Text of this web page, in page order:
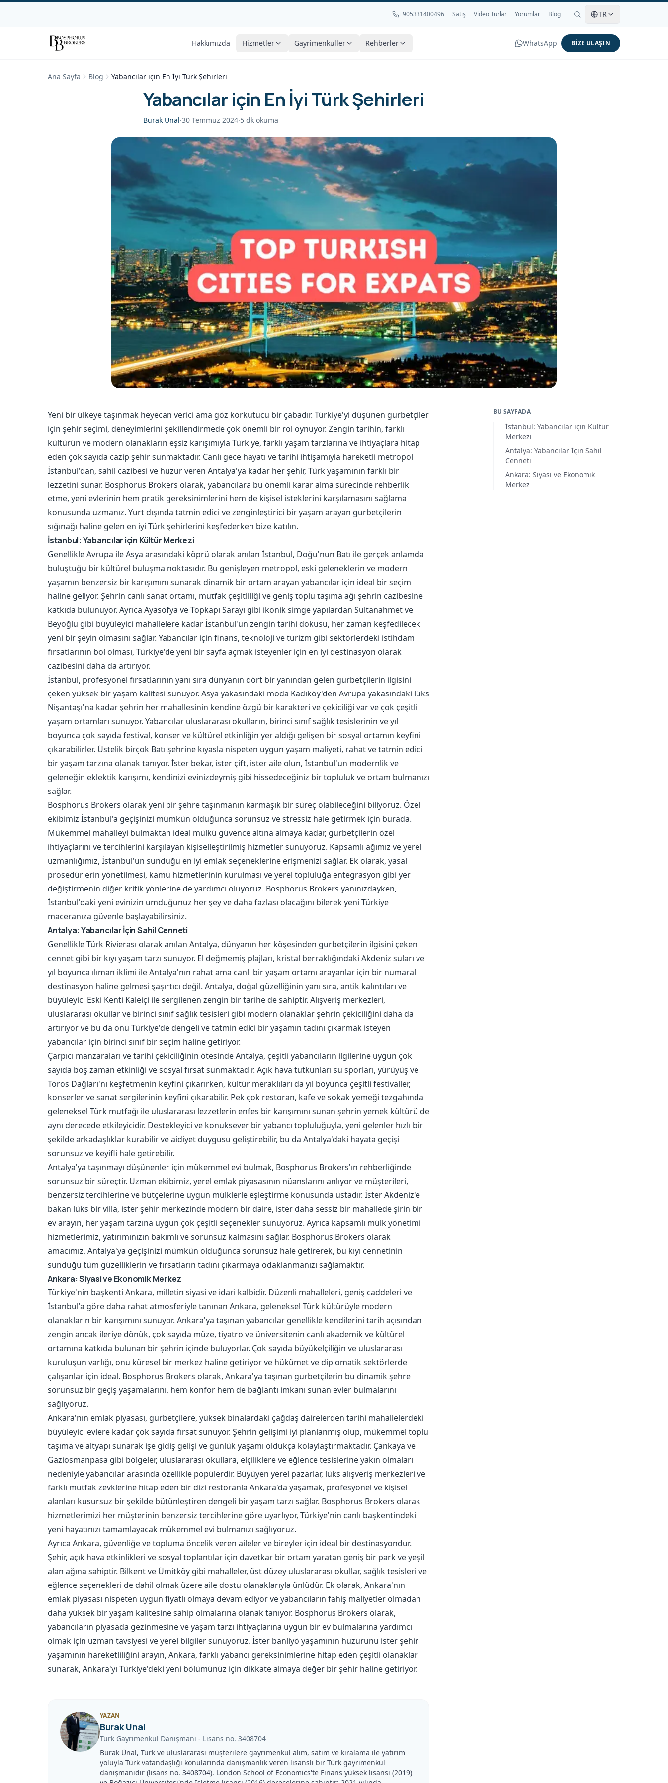
+905331400496 Satış Video Turlar Yorumlar Blog TR
Hakkımızda Hizmetler Gayrimenkuller Rehberler WhatsApp BIZE ULAŞIN
Ana Sayfa Blog Yabancılar için En İyi Türk Şehirleri
Yabancılar için En İyi Türk Şehirleri
Burak Unal·30 Temmuz 2024·5 dk okuma
Yeni bir ülkeye taşınmak heyecan verici ama göz korkutucu bir çabadır. Türkiye'yi düşünen gurbetçiler
için şehir seçimi, deneyimlerini şekillendirmede çok önemli bir rol oynuyor. Zengin tarihin, farklı
kültürün ve modern olanakların eşsiz karışımıyla Türkiye, farklı yaşam tarzlarına ve ihtiyaçlara hitap
eden çok sayıda cazip şehir sunmaktadır. Canlı gece hayatı ve tarihi ihtişamıyla hareketli metropol
İstanbul'dan, sahil cazibesi ve huzur veren Antalya'ya kadar her şehir, Türk yaşamının farklı bir
lezzetini sunar. Bosphorus Brokers olarak, yabancılara bu önemli karar alma sürecinde rehberlik
etme, yeni evlerinin hem pratik gereksinimlerini hem de kişisel isteklerini karşılamasını sağlama
konusunda uzmanız. Yurt dışında tatmin edici ve zenginleştirici bir yaşam arayan gurbetçilerin
sığınağı haline gelen en iyi Türk şehirlerini keşfederken bize katılın.
İstanbul: Yabancılar için Kültür Merkezi
Genellikle Avrupa ile Asya arasındaki köprü olarak anılan İstanbul, Doğu'nun Batı ile gerçek anlamda
buluştuğu bir kültürel buluşma noktasıdır. Bu genişleyen metropol, eski geleneklerin ve modern
yaşamın benzersiz bir karışımını sunarak dinamik bir ortam arayan yabancılar için ideal bir seçim
haline geliyor. Şehrin canlı sanat ortamı, mutfak çeşitliliği ve geniş toplu taşıma ağı şehrin cazibesine
katkıda bulunuyor. Ayrıca Ayasofya ve Topkapı Sarayı gibi ikonik simge yapılardan Sultanahmet ve
Beyoğlu gibi büyüleyici mahallelere kadar İstanbul'un zengin tarihi dokusu, her zaman keşfedilecek
yeni bir şeyin olmasını sağlar. Yabancılar için finans, teknoloji ve turizm gibi sektörlerdeki istihdam
fırsatlarının bol olması, Türkiye'de yeni bir sayfa açmak isteyenler için en iyi destinasyon olarak
cazibesini daha da artırıyor.
İstanbul, profesyonel fırsatlarının yanı sıra dünyanın dört bir yanından gelen gurbetçilerin ilgisini
çeken yüksek bir yaşam kalitesi sunuyor. Asya yakasındaki moda Kadıköy'den Avrupa yakasındaki lüks
Nişantaşı'na kadar şehrin her mahallesinin kendine özgü bir karakteri ve çekiciliği var ve çok çeşitli
yaşam ortamları sunuyor. Yabancılar uluslararası okulların, birinci sınıf sağlık tesislerinin ve yıl
boyunca çok sayıda festival, konser ve kültürel etkinliğin yer aldığı gelişen bir sosyal ortamın keyfini
çıkarabilirler. Üstelik birçok Batı şehrine kıyasla nispeten uygun yaşam maliyeti, rahat ve tatmin edici
bir yaşam tarzına olanak tanıyor. İster bekar, ister çift, ister aile olun, İstanbul'un modernlik ve
geleneğin eklektik karışımı, kendinizi evinizdeymiş gibi hissedeceğiniz bir topluluk ve ortam bulmanızı
sağlar.
Bosphorus Brokers olarak yeni bir şehre taşınmanın karmaşık bir süreç olabileceğini biliyoruz. Özel
ekibimiz İstanbul'a geçişinizi mümkün olduğunca sorunsuz ve stressiz hale getirmek için burada.
Mükemmel mahalleyi bulmaktan ideal mülkü güvence altına almaya kadar, gurbetçilerin özel
ihtiyaçlarını ve tercihlerini karşılayan kişiselleştirilmiş hizmetler sunuyoruz. Kapsamlı ağımız ve yerel
uzmanlığımız, İstanbul'un sunduğu en iyi emlak seçeneklerine erişmenizi sağlar. Ek olarak, yasal
prosedürlerin yönetilmesi, kamu hizmetlerinin kurulması ve yerel topluluğa entegrasyon gibi yer
değiştirmenin diğer kritik yönlerine de yardımcı oluyoruz. Bosphorus Brokers yanınızdayken,
İstanbul'daki yeni evinizin umduğunuz her şey ve daha fazlası olacağını bilerek yeni Türkiye
maceranıza güvenle başlayabilirsiniz.
Antalya: Yabancılar İçin Sahil Cenneti
Genellikle Türk Rivierası olarak anılan Antalya, dünyanın her köşesinden gurbetçilerin ilgisini çeken
cennet gibi bir kıyı yaşam tarzı sunuyor. El değmemiş plajları, kristal berraklığındaki Akdeniz suları ve
yıl boyunca ılıman iklimi ile Antalya'nın rahat ama canlı bir yaşam ortamı arayanlar için bir numaralı
destinasyon haline gelmesi şaşırtıcı değil. Antalya, doğal güzelliğinin yanı sıra, antik kalıntıları ve
büyüleyici Eski Kenti Kaleiçi ile sergilenen zengin bir tarihe de sahiptir. Alışveriş merkezleri,
uluslararası okullar ve birinci sınıf sağlık tesisleri gibi modern olanaklar şehrin çekiciliğini daha da
artırıyor ve bu da onu Türkiye'de dengeli ve tatmin edici bir yaşamın tadını çıkarmak isteyen
yabancılar için birinci sınıf bir seçim haline getiriyor.
Çarpıcı manzaraları ve tarihi çekiciliğinin ötesinde Antalya, çeşitli yabancıların ilgilerine uygun çok
sayıda boş zaman etkinliği ve sosyal fırsat sunmaktadır. Açık hava tutkunları su sporları, yürüyüş ve
Toros Dağları'nı keşfetmenin keyfini çıkarırken, kültür meraklıları da yıl boyunca çeşitli festivaller,
konserler ve sanat sergilerinin keyfini çıkarabilir. Pek çok restoran, kafe ve sokak yemeği tezgahında
geleneksel Türk mutfağı ile uluslararası lezzetlerin enfes bir karışımını sunan şehrin yemek kültürü de
aynı derecede etkileyicidir. Destekleyici ve konuksever bir yabancı topluluğuyla, yeni gelenler hızlı bir
şekilde arkadaşlıklar kurabilir ve aidiyet duygusu geliştirebilir, bu da Antalya'daki hayata geçişi
sorunsuz ve keyifli hale getirebilir.
Antalya'ya taşınmayı düşünenler için mükemmel evi bulmak, Bosphorus Brokers'ın rehberliğinde
sorunsuz bir süreçtir. Uzman ekibimiz, yerel emlak piyasasının nüanslarını anlıyor ve müşterileri,
benzersiz tercihlerine ve bütçelerine uygun mülklerle eşleştirme konusunda ustadır. İster Akdeniz'e
bakan lüks bir villa, ister şehir merkezinde modern bir daire, ister daha sessiz bir mahallede şirin bir
ev arayın, her yaşam tarzına uygun çok çeşitli seçenekler sunuyoruz. Ayrıca kapsamlı mülk yönetimi
hizmetlerimiz, yatırımınızın bakımlı ve sorunsuz kalmasını sağlar. Bosphorus Brokers olarak
amacımız, Antalya'ya geçişinizi mümkün olduğunca sorunsuz hale getirerek, bu kıyı cennetinin
sunduğu tüm güzelliklerin ve fırsatların tadını çıkarmaya odaklanmanızı sağlamaktır.
Ankara: Siyasi ve Ekonomik Merkez
Türkiye'nin başkenti Ankara, milletin siyasi ve idari kalbidir. Düzenli mahalleleri, geniş caddeleri ve
İstanbul'a göre daha rahat atmosferiyle tanınan Ankara, geleneksel Türk kültürüyle modern
olanakların bir karışımını sunuyor. Ankara'ya taşınan yabancılar genellikle kendilerini tarih açısından
zengin ancak ileriye dönük, çok sayıda müze, tiyatro ve üniversitenin canlı akademik ve kültürel
ortamına katkıda bulunan bir şehrin içinde buluyorlar. Çok sayıda büyükelçiliğin ve uluslararası
kuruluşun varlığı, onu küresel bir merkez haline getiriyor ve hükümet ve diplomatik sektörlerde
çalışanlar için ideal. Bosphorus Brokers olarak, Ankara'ya taşınan gurbetçilerin bu dinamik şehre
sorunsuz bir geçiş yaşamalarını, hem konfor hem de bağlantı imkanı sunan evler bulmalarını
sağlıyoruz.
Ankara'nın emlak piyasası, gurbetçilere, yüksek binalardaki çağdaş dairelerden tarihi mahallelerdeki
büyüleyici evlere kadar çok sayıda fırsat sunuyor. Şehrin gelişimi iyi planlanmış olup, mükemmel toplu
taşıma ve altyapı sunarak işe gidiş gelişi ve günlük yaşamı oldukça kolaylaştırmaktadır. Çankaya ve
Gaziosmanpasa gibi bölgeler, uluslararası okullara, elçiliklere ve eğlence tesislerine yakın olmaları
nedeniyle yabancılar arasında özellikle popülerdir. Büyüyen yerel pazarlar, lüks alışveriş merkezleri ve
farklı mutfak zevklerine hitap eden bir dizi restoranla Ankara'da yaşamak, profesyonel ve kişisel
alanları kusursuz bir şekilde bütünleştiren dengeli bir yaşam tarzı sağlar. Bosphorus Brokers olarak
hizmetlerimizi her müşterinin benzersiz tercihlerine göre uyarlıyor, Türkiye'nin canlı başkentindeki
yeni hayatınızı tamamlayacak mükemmel evi bulmanızı sağlıyoruz.
Ayrıca Ankara, güvenliğe ve topluma öncelik veren aileler ve bireyler için ideal bir destinasyondur.
Şehir, açık hava etkinlikleri ve sosyal toplantılar için davetkar bir ortam yaratan geniş bir park ve yeşil
alan ağına sahiptir. Bilkent ve Ümitköy gibi mahalleler, üst düzey uluslararası okullar, sağlık tesisleri ve
eğlence seçenekleri de dahil olmak üzere aile dostu olanaklarıyla ünlüdür. Ek olarak, Ankara'nın
emlak piyasası nispeten uygun fiyatlı olmaya devam ediyor ve yabancıların fahiş maliyetler olmadan
daha yüksek bir yaşam kalitesine sahip olmalarına olanak tanıyor. Bosphorus Brokers olarak,
yabancıların piyasada gezinmesine ve yaşam tarzı ihtiyaçlarına uygun bir ev bulmalarına yardımcı
olmak için uzman tavsiyesi ve yerel bilgiler sunuyoruz. İster banliyö yaşamının huzurunu ister şehir
yaşamının hareketliliğini arayın, Ankara, farklı yabancı gereksinimlerine hitap eden çeşitli olanaklar
sunarak, Ankara'yı Türkiye'deki yeni bölümünüz için dikkate almaya değer bir şehir haline getiriyor.
YAZAN
Burak Unal
Türk Gayrimenkul Danışmanı - Lisans no. 3408704
Burak Ünal, Türk ve uluslararası müşterilere gayrimenkul alım, satım ve kiralama ile yatırım
yoluyla Türk vatandaşlığı konularında danışmanlık veren lisanslı bir Türk gayrimenkul
danışmanıdır (lisans no. 3408704). London School of Economics'te Finans yüksek lisansı (2019)
BU SAYFADA
İstanbul: Yabancılar için Kültür
Merkezi
Antalya: Yabancılar İçin Sahil
Cenneti
Ankara: Siyasi ve Ekonomik
Merkez